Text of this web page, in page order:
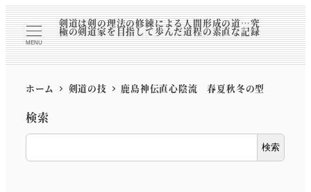
MENU
剣道は剣の理法の修練による人間形成の道…究
極の剣道家を目指して歩んだ道程の素直な記録
ホーム 剣道の技 鹿島神伝直心陰流 春夏秋冬の型
検索
検索